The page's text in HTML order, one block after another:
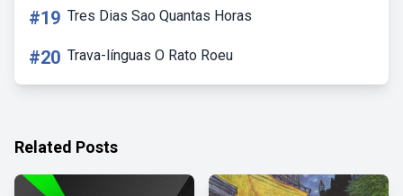
#19 Tres Dias Sao Quantas Horas
#20 Trava-línguas O Rato Roeu
Related Posts